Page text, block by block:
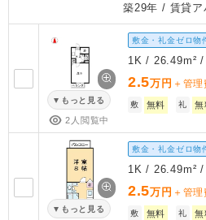
築29年 / 賃貸ア
もっと見る
2人閲覧中
敷金・礼金ゼロ物
1K / 26.49m²
2.5万円 ＋管
敷 無料 礼 無
もっと見る
敷金・礼金ゼロ物
1K / 26.49m²
2.5万円 ＋管
敷 無料 礼 無